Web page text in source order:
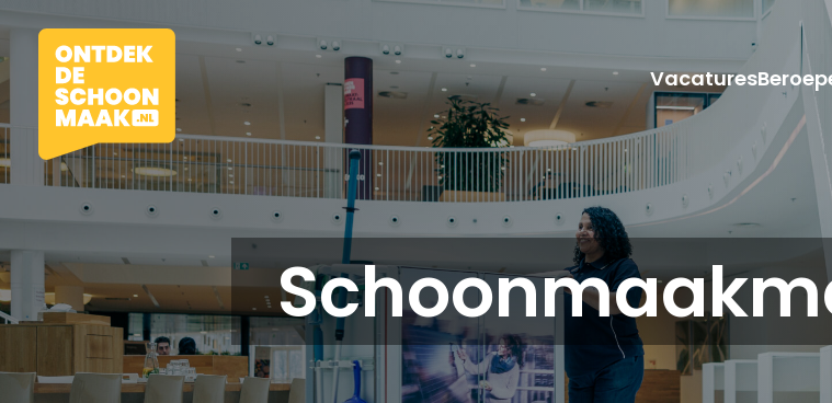
Vacatures
Vacatures
Beroepen
Werkomgevingen